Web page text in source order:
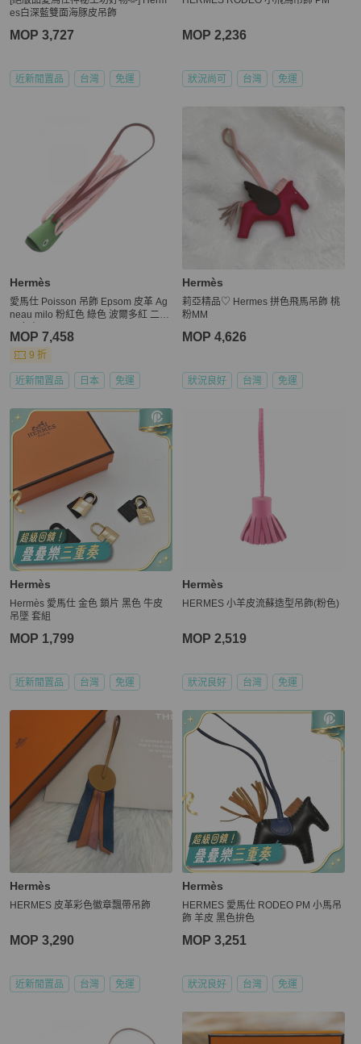
es白深藍雙面海豚皮吊飾
MOP 3,727
近新閒置品 台灣 免運
MOP 2,236
狀況尚可 台灣 免運
Hermès
愛馬仕 Poisson 吊飾 Epsom 皮革 Ag
neau milo 粉紅色 綠色 波爾多紅 二手
MOP 7,458
9 折
近新閒置品 日本 免運
Hermès
莉亞精品♡ Hermes 拼色飛馬吊飾 桃
粉MM
MOP 4,626
狀況良好 台灣 免運
Hermès
Hermès 愛馬仕 金色 鎖片 黑色 牛皮
吊墜 套組
MOP 1,799
近新閒置品 台灣 免運
Hermès
HERMES 小羊皮流蘇造型吊飾(粉色)
MOP 2,519
狀況良好 台灣 免運
Hermès
HERMES 皮革彩色徽章飄帶吊飾
MOP 3,290
近新閒置品 台灣 免運
Hermès
HERMES 愛馬仕 RODEO PM 小馬吊
飾 羊皮 黑色拚色
MOP 3,251
狀況良好 台灣 免運